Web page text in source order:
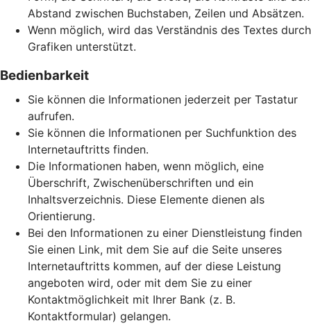
Abstand zwischen Buchstaben, Zeilen und Absätzen.
Wenn möglich, wird das Verständnis des Textes durch
Grafiken unterstützt.
Bedienbarkeit
Sie können die Informationen jederzeit per Tastatur
aufrufen.
Sie können die Informationen per Suchfunktion des
Internetauftritts finden.
Die Informationen haben, wenn möglich, eine
Überschrift, Zwischenüberschriften und ein
Inhaltsverzeichnis. Diese Elemente dienen als
Orientierung.
Bei den Informationen zu einer Dienstleistung finden
Sie einen Link, mit dem Sie auf die Seite unseres
Internetauftritts kommen, auf der diese Leistung
angeboten wird, oder mit dem Sie zu einer
Kontaktmöglichkeit mit Ihrer Bank (z. B.
Kontaktformular) gelangen.